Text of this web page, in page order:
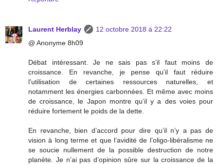
Laurent Herblay
12 octobre 2018 à 22:22
@ Anonyme 8h09
Débat intéressant. Je ne sais pas s’il faut moins de
croissance. En revanche, je pense qu’il faut réduire
l’utilisation de certaines ressources naturelles, et
notamment les énergies carbonnées. Et même avec moins
de croissance, le Japon montre qu’il y a des voies pour
réduire fortement le poids de la dette.
En revanche, bien d’accord pour dire qu’il n’y a pas de
vision à long terme et que l’avidité de l’oligo-libéralisme ne
se soucie nullement de la possible destruction de notre
planète. Je n’ai pas d’opinion sûre sur la croissance de la